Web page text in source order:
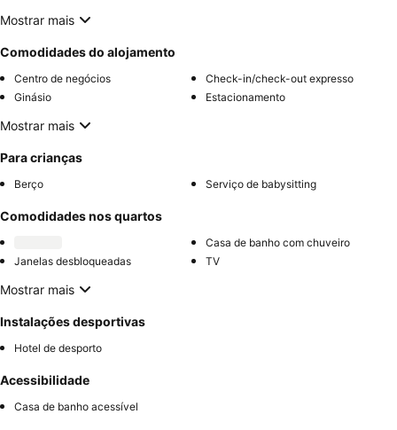
Mostrar mais
Comodidades do alojamento
Centro de negócios
Check-in/check-out expresso
Ginásio
Estacionamento
Mostrar mais
Para crianças
Berço Serviço de babysitting
Comodidades nos quartos
Casa de banho com chuveiro
Janelas desbloqueadas
TV
Mostrar mais
Instalações desportivas
Hotel de desporto
Acessibilidade
Casa de banho acessível